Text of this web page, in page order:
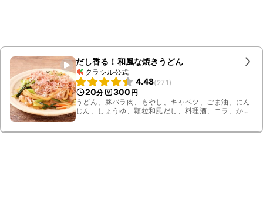
だし香る！和風な焼きうどん
クラシル公式
4.48(271 )
20分 300 円
うどん、豚バラ肉、もやし、キャベツ、ごま油、にん
じん、しょうゆ、顆粒和風だし、料理酒、ニラ、かつ